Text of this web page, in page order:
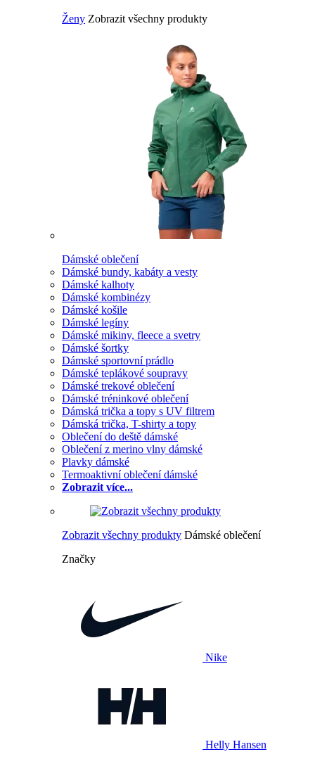
Ženy Zobrazit všechny produkty
Dámské oblečení
Dámské bundy, kabáty a vesty
Dámské kalhoty
Dámské kombinézy
Dámské košile
Dámské legíny
Dámské mikiny, fleece a svetry
Dámské šortky
Dámské sportovní prádlo
Dámské teplákové soupravy
Dámské trekové oblečení
Dámské tréninkové oblečení
Dámská trička a topy s UV filtrem
Dámská trička, T-shirty a topy
Oblečení do deště dámské
Oblečení z merino vlny dámské
Plavky dámské
Termoaktivní oblečení dámské
Zobrazit více...
Zobrazit všechny produkty Dámské oblečení
Značky
Nike
Helly Hansen